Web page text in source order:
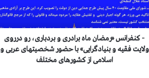
- کنفرانس «رمضان ماه برادری و بردباری، رو درروی
ولایت فقیه و بنیادگرایی» با حضور شخصیتهای عربی و
اسلامی از کشورهای مختلف